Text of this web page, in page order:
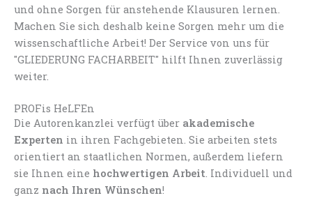
und ohne Sorgen für anstehende Klausuren lernen.
Machen Sie sich deshalb keine Sorgen mehr um die
wissenschaftliche Arbeit! Der Service von uns für
"GLIEDERUNG FACHARBEIT" hilft Ihnen zuverlässig
weiter.
PROFis HeLFEn
Die Autorenkanzlei verfügt über akademische
Experten in ihren Fachgebieten. Sie arbeiten stets
orientiert an staatlichen Normen, außerdem liefern
sie Ihnen eine hochwertigen Arbeit. Individuell und
ganz nach Ihren Wünschen!